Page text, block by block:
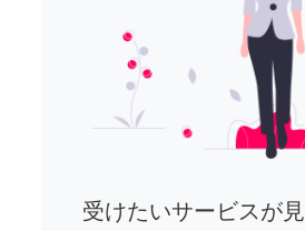
受けたいサービスが